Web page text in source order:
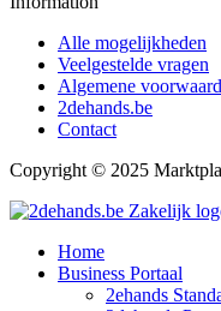
Alle mogelijkheden
Veelgestelde vragen
Algemene
2dehands.be
Contact
Copyright © 2025
Home
Business Portaal
2ehands